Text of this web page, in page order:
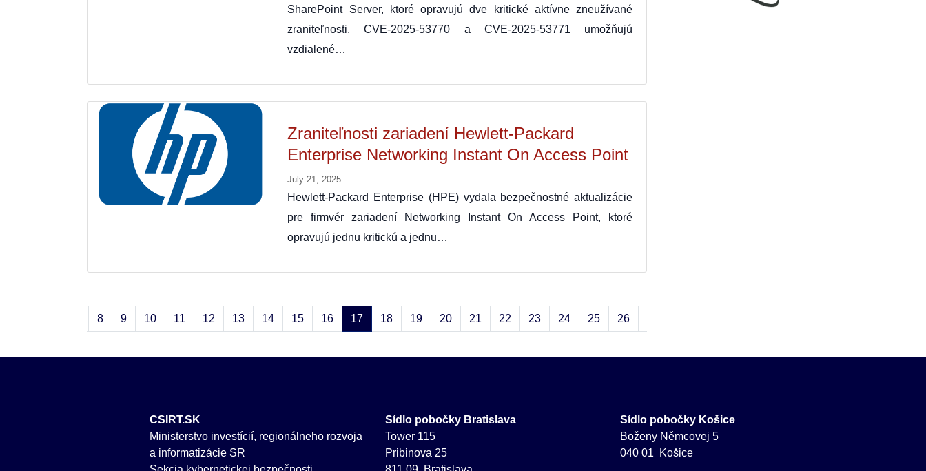
SharePoint Server, ktoré opravujú dve kritické aktívne zneužívané
zraniteľnosti. CVE‑2025‑53770 a CVE‑2025‑53771 umožňujú
vzdialené…
Zraniteľnosti zariadení Hewlett-Packard
Enterprise Networking Instant On Access Point
July 21, 2025
Hewlett-Packard Enterprise (HPE) vydala bezpečnostné aktualizácie
pre firmvér zariadení Networking Instant On Access Point, ktoré
opravujú jednu kritickú a jednu…
8 9 10 11 12 13 14 15 16 17 18 19 20 21 22 23 24 25 26
CSIRT.SK
Ministerstvo investícií, regionálneho rozvoja
a informatizácie SR
Sídlo pobočky Bratislava
Tower 115
Pribinova 25
Sídlo pobočky Košice
Boženy Němcovej 5
040 01 Košice